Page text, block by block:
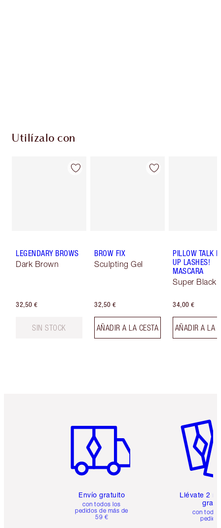
Utilízalo con
LEGENDARY BROWS
Dark Brown
32,50 €
SIN STOCK
BROW FIX
Sculpting Gel
32,50 €
AÑADIR A LA CESTA
PILLOW TALK
UP LASHES!
MASCARA
Super Black
34,00 €
AÑADIR A LA
Envío gratuito
con todos los
pedidos de más de
59 €
Llévate 2
gratis
con